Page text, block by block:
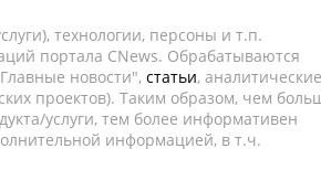
технологии, персоны и т.п.
портала CNews. Обрабатываются
новости", статьи, аналитические
проектов). Таким образом, чем
услуги, тем более информативен
информацией, в т.ч.